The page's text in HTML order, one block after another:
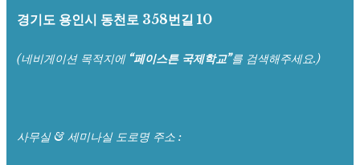
경기도 용인시 동천로 358번길 10
(네비게이션 목적지에 “페이스튼 국제학교”를 검색해주세요.)
사무실 & 세미나실 도로명 주소 :